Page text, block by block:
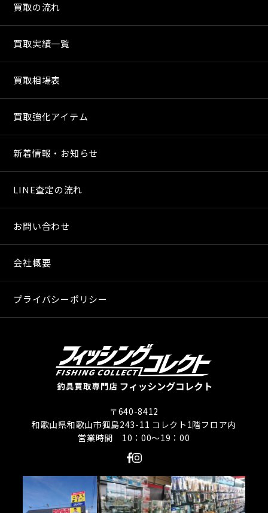
買取の流れ
買取実績一覧
買取相場表
買取強化アイテム
新着情報・お知らせ
LINE査定の流れ
お問い合わせ
会社概要
プライバシーポリシー
〒640-8412
和歌山県和歌山市狐島243-11 コレクト1階フロア内
営業時間 10：00〜19：00